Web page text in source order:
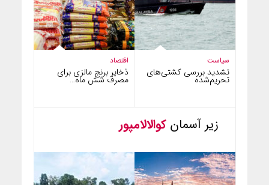
اقتصاد
ذخایر برنج مالزی برای
مصرف شش ماه…
سیاست
تشدید بررسی کشتی‌های
تحریم‌شده
زیر آسمان کوالالامپور